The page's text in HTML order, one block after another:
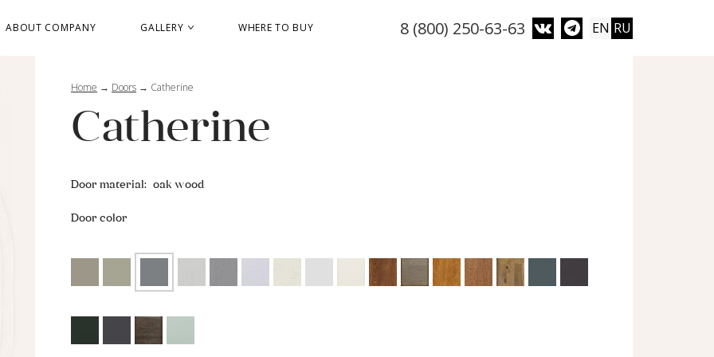
8 (800) 250-63-63 EN RU
ABOUT COMPANY GALLERY WHERE TO BUY
Home → Doors → Catherine
Catherine
Door material: oak wood
Door color